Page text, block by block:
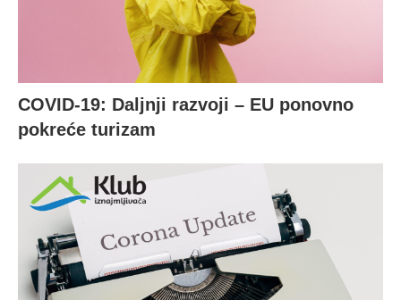
COVID-19: Daljnji razvoji – EU ponovno
pokreće turizam